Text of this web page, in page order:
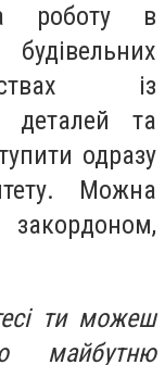
роботу в
із
деталей та
одразу
Можна
ти можеш
майбутню